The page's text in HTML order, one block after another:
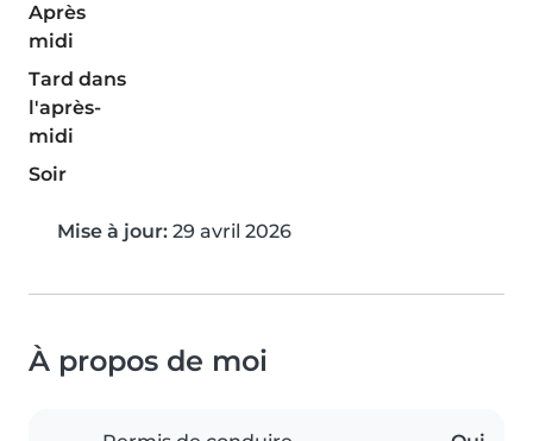
Après
midi
Tard dans
l'après-
midi
Soir
Mise à jour: 29 avril 2026
À propos de moi